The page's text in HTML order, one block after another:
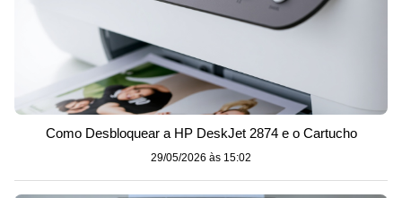
Como Desbloquear a HP DeskJet 2874 e o Cartucho
29/05/2026 às 15:02